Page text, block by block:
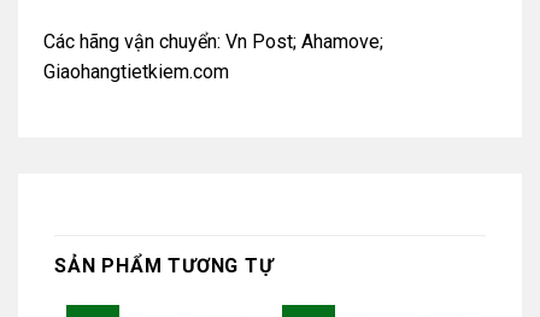
Các hãng vận chuyển: Vn Post; Ahamove;
Giaohangtietkiem.com
SẢN PHẨM TƯƠNG TỰ